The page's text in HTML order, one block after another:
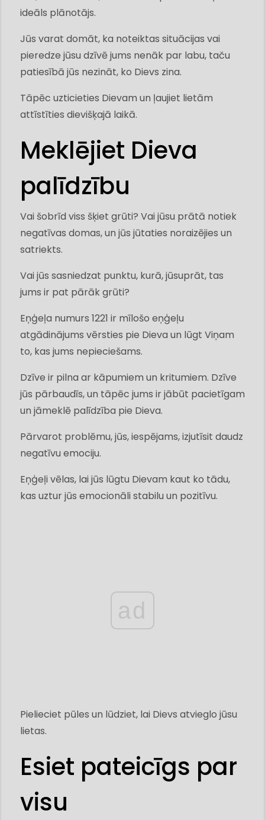
ideāls plānotājs.
Jūs varat domāt, ka noteiktas situācijas vai
pieredze jūsu dzīvē jums nenāk par labu, taču
patiesībā jūs nezināt, ko Dievs zina.
Tāpēc uzticieties Dievam un ļaujiet lietām
attīstīties dievišķajā laikā.
Meklējiet Dieva
palīdzību
Vai šobrīd viss šķiet grūti? Vai jūsu prātā notiek
negatīvas domas, un jūs jūtaties noraizējies un
satriekts.
Vai jūs sasniedzat punktu, kurā, jūsuprāt, tas
jums ir pat pārāk grūti?
Eņģeļa numurs 1221 ir mīlošo eņģeļu
atgādinājums vērsties pie Dieva un lūgt Viņam
to, kas jums nepieciešams.
Dzīve ir pilna ar kāpumiem un kritumiem. Dzīve
jūs pārbaudīs, un tāpēc jums ir jābūt pacietīgam
un jāmeklē palīdzība pie Dieva.
Pārvarot problēmu, jūs, iespējams, izjutīsit daudz
negatīvu emociju.
Eņģeļi vēlas, lai jūs lūgtu Dievam kaut ko tādu,
kas uztur jūs emocionāli stabilu un pozitīvu.
ad
Pielieciet pūles un lūdziet, lai Dievs atvieglo jūsu
lietas.
Esiet pateicīgs par
visu